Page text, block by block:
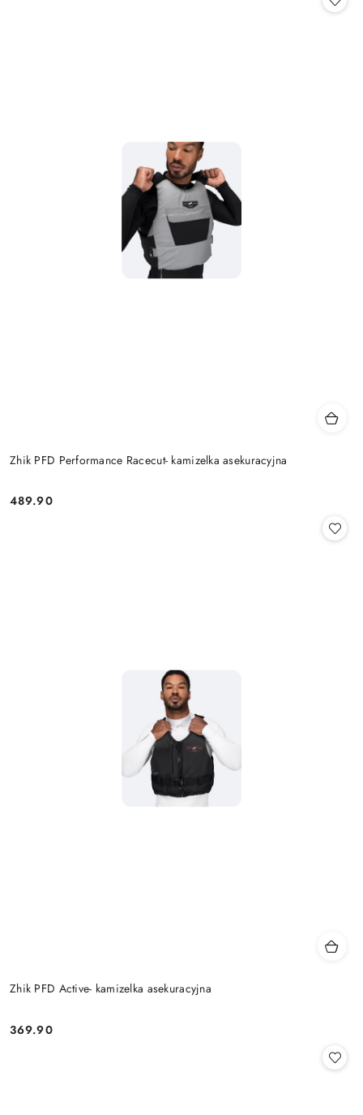
Zhik PFD Performance Racecut- kamizelka asekuracyjna
Cena:
489.90
Zhik PFD Active- kamizelka asekuracyjna
Cena:
369.90